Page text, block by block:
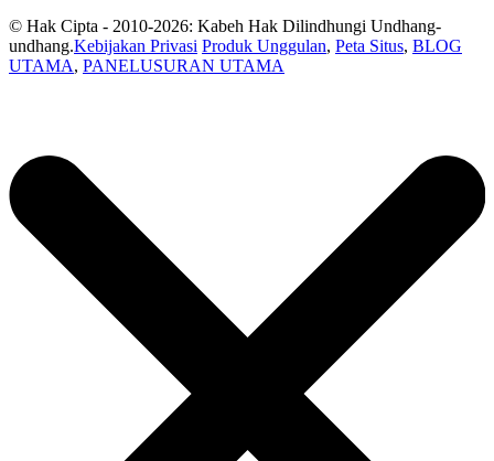
© Hak Cipta - 2010-2026: Kabeh Hak Dilindhungi Undhang-
undhang.Kebijakan Privasi Produk Unggulan, Peta Situs, BLOG
UTAMA, PANELUSURAN UTAMA